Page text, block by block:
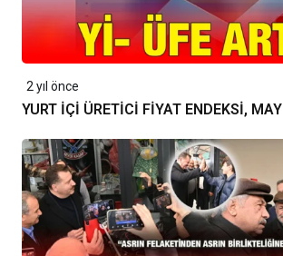
2 yıl önce
YURT İÇİ ÜRETİCİ FİYAT ENDEKSİ,